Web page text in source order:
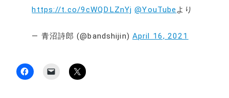
https://t.co/9cWQDLZnYj @YouTube より
— 青沼詩郎 (@bandshijin) April 16, 2021
F
a
ク
リ